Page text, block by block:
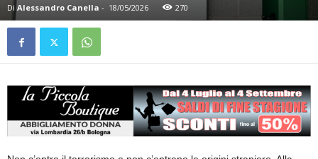
Di Alessandro Canella - 18/05/2026 270